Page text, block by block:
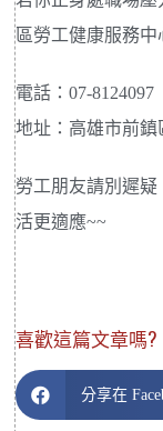
區勞工健康服務中
電話：07-8124097
地址：高雄市前鎮
勞工朋友請別遲
活更適應~~
喜歡這篇文章嗎?
分享在